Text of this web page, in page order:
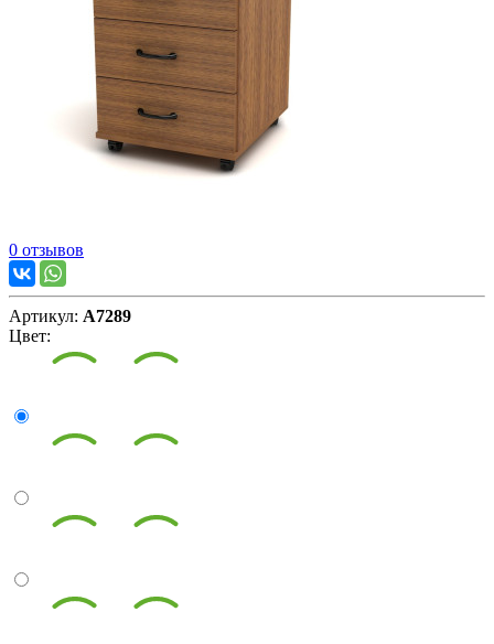
0 отзывов
Артикул: А7289
Цвет: